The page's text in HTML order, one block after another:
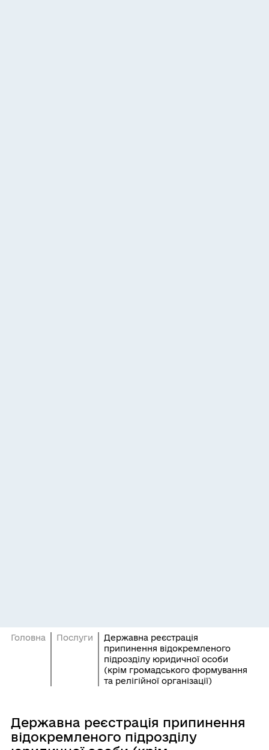
Головна Послуги
Державна реєстрація
припинення відокремленого
підрозділу юридичної особи
(крім громадського формування
та релігійної організації)
Державна реєстрація припинення
відокремленого підрозділу